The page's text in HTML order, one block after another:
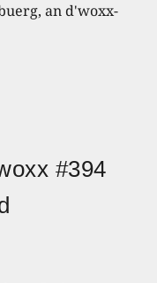
an d'woxx-
#394